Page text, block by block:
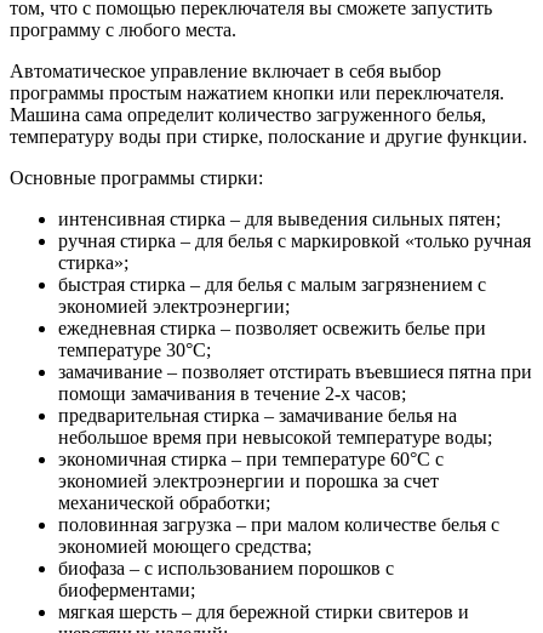
том, что с помощью переключателя вы сможете запустить
программу с любого места.
Автоматическое управление включает в себя выбор
программы простым нажатием кнопки или переключателя.
Машина сама определит количество загруженного белья,
температуру воды при стирке, полоскание и другие функции.
Основные программы стирки:
интенсивная стирка – для выведения сильных пятен;
ручная стирка – для белья с маркировкой «только ручная
стирка»;
быстрая стирка – для белья с малым загрязнением с
экономией электроэнергии;
ежедневная стирка – позволяет освежить белье при
температуре 30°C;
замачивание – позволяет отстирать въевшиеся пятна при
помощи замачивания в течение 2-х часов;
предварительная стирка – замачивание белья на
небольшое время при невысокой температуре воды;
экономичная стирка – при температуре 60°C с
экономией электроэнергии и порошка за счет
механической обработки;
половинная загрузка – при малом количестве белья с
экономией моющего средства;
биофаза – с использованием порошков с
биоферментами;
мягкая шерсть – для бережной стирки свитеров и